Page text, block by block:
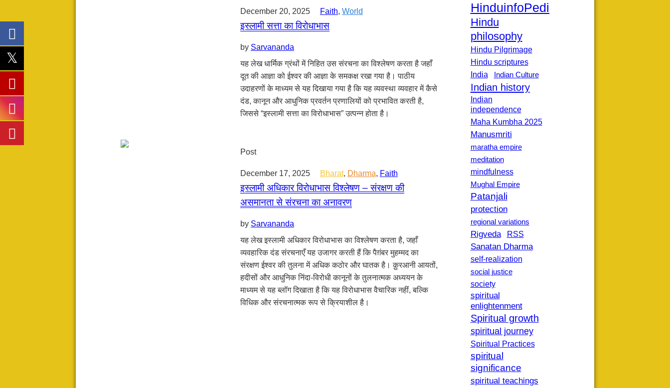
December 20, 2025 Faith, World
इस्लामी सत्ता का विरोधाभास
by Sarvananda
यह लेख धार्मिक ग्रंथों में निहित उस संरचना का विश्लेषण करता है जहाँ
दूत की आज्ञा को ईश्वर की आज्ञा के समकक्ष रखा गया है। पाठीय
उदाहरणों के माध्यम से यह दिखाया गया है कि यह व्यवस्था व्यवहार में कैसे
दंड, कानून और आधुनिक प्रवर्तन प्रणालियों को प्रभावित करती है,
जिससे “इस्लामी सत्ता का विरोधाभास” उत्पन्न होता है।
Post
December 17, 2025 Bharat, Dharma, Faith
इस्लामी अधिकार विरोधाभास विश्लेषण – संरक्षण की
असमानता से संरचना का अनावरण
by Sarvananda
यह लेख इस्लामी अधिकार विरोधाभास का विश्लेषण करता है, जहाँ
व्यवहारिक दंड संरचनाएँ यह उजागर करती हैं कि पैग़ंबर मुहम्मद का
संरक्षण ईश्वर की तुलना में अधिक कठोर और घातक है। क़ुरआनी आयतों,
हदीसों और आधुनिक निंदा-विरोधी कानूनों के तुलनात्मक अध्ययन के
माध्यम से यह ब्लॉग दिखाता है कि यह विरोधाभास वैचारिक नहीं, बल्कि
विधिक और संरचनात्मक रूप से क्रियाशील है।
HinduinfoPedia
Hindu
philosophy
Hindu Pilgrimage
Hindu scriptures
India
Indian Culture
Indian history
Indian
independence
Maha Kumbha 2025
Manusmriti
maratha empire
meditation
mindfulness
Mughal Empire
Patanjali
protection
regional variations
Rigveda RSS
Sanatan Dharma
self-realization
social justice
society
spiritual
enlightenment
Spiritual growth
spiritual journey
Spiritual Practices
spiritual
significance
spiritual teachings